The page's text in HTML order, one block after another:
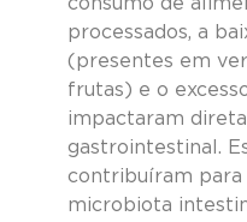
consumo de
processados, a
(presentes em
frutas) e o
impactaram
gastrointestinal.
contribuíram para
microbiota